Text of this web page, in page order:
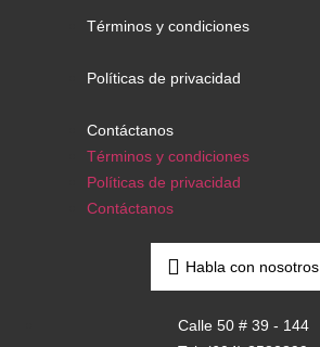
Términos y condiciones
Políticas de privacidad
Contáctanos
Términos y condiciones
Políticas de privacidad
Contáctanos
Habla con nosotros
Calle 50 # 39 - 144